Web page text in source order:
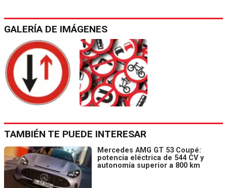
GALERÍA DE IMÁGENES
TAMBIÉN TE PUEDE INTERESAR
Mercedes AMG GT 53 Coupé:
potencia eléctrica de 544 CV y
autonomía superior a 800 km